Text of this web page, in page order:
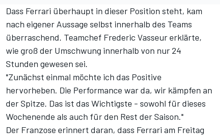
Dass Ferrari überhaupt in dieser Position steht, kam
nach eigener Aussage selbst innerhalb des Teams
überraschend. Teamchef Frederic Vasseur erklärte,
wie groß der Umschwung innerhalb von nur 24
Stunden gewesen sei.
"Zunächst einmal möchte ich das Positive
hervorheben. Die Performance war da, wir kämpfen an
der Spitze. Das ist das Wichtigste - sowohl für dieses
Wochenende als auch für den Rest der Saison."
Der Franzose erinnert daran, dass Ferrari am Freitag